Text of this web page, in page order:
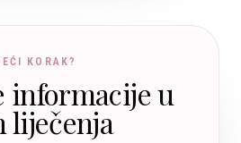
KORAK?
informacije u
liječenja